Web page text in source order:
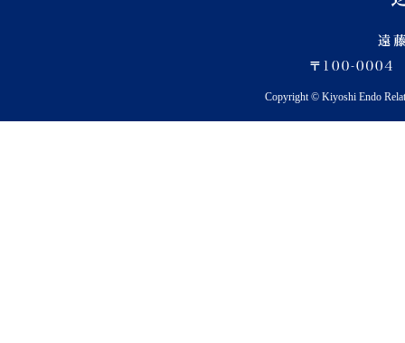
Copyright © Kiyoshi Endo